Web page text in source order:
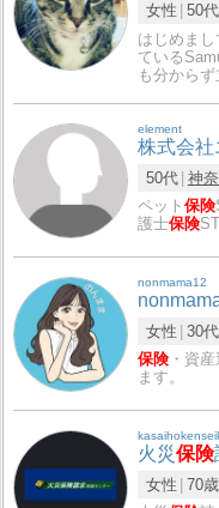
女性 50代
はじめま
ている
も分からず
element
株式会社
50代 神
ペット保険
護士保険
nonmama12
女性 30代
保険 ・資
ます。
火災保険
女性 70歳